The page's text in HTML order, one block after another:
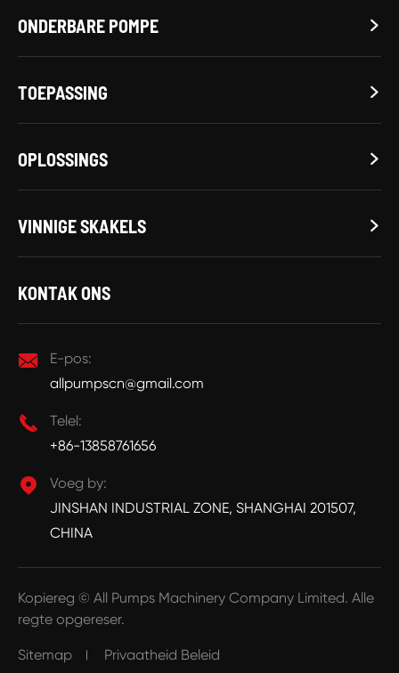
ONDERBARE POMPE 
TOEPASSING 
OPLOSSINGS 
VINNIGE SKAKELS 
KONTAK ONS

E-pos:
allpumpscn@gmail.com

Telel:
+86-13858761656

Voeg by:
JINSHAN INDUSTRIAL ZONE, SHANGHAI 201507,
CHINA
Kopiereg © All Pumps Machinery Company Limited. Alle
regte opgereser.
Sitemap Privaatheid Beleid